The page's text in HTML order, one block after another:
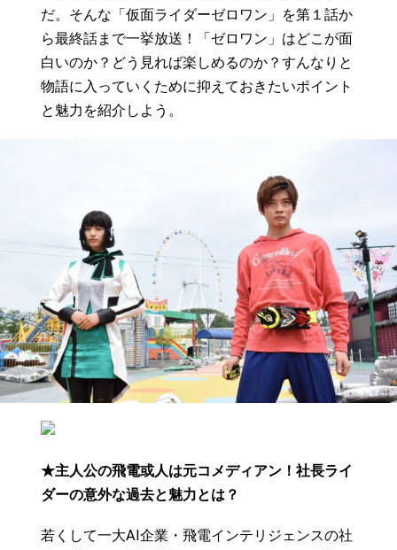
だ。そんな「仮面ライダーゼロワン」を第１話か
ら最終話まで一挙放送！「ゼロワン」はどこが面
白いのか？どう見れば楽しめるのか？すんなりと
物語に入っていくために抑えておきたいポイント
と魅力を紹介しよう。
★主人公の飛電或人は元コメディアン！社長ライ
ダーの意外な過去と魅力とは？
若くして一大AI企業・飛電インテリジェンスの社